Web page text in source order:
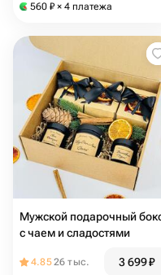
560 ₽ × 4 платежа
Мужской подарочный
с чаем и сладостями
4.8526 тыс. 3 699₽